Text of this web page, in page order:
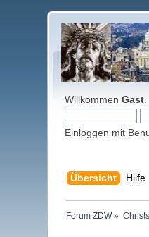
WillkommenGast
Einloggen mit
Übersicht Hilfe
Forum ZDW»